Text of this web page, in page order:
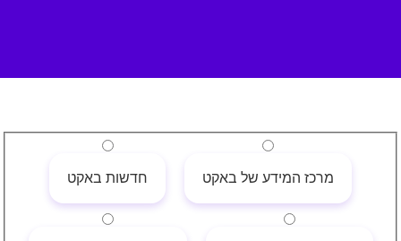
מרכז המידע של באקט חדשות באקט